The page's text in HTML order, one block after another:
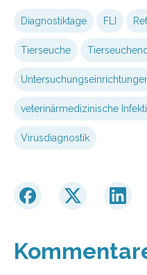
Diagnostiktage FLI
Tierseuche
veterinärmedizinische
Virusdiagnostik